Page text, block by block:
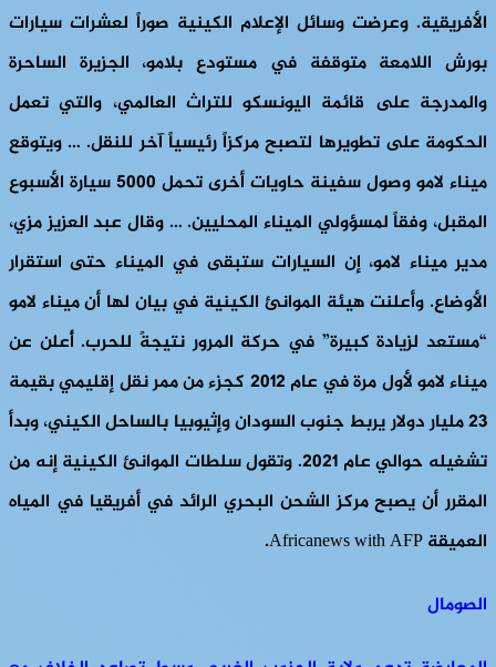
الأفريقية. وعرضت وسائل الإعلام الكينية صوراً لعشرات سيارات
بورش اللامعة متوقفة في مستودع بلامو، الجزيرة الساحرة
والمدرجة على قائمة اليونسكو للتراث العالمي، والتي تعمل
الحكومة على تطويرها لتصبح مركزاً رئيسياً آخر للنقل. … ويتوقع
ميناء لامو وصول سفينة حاويات أخرى تحمل 5000 سيارة الأسبوع
المقبل، وفقاً لمسؤولي الميناء المحليين. … وقال عبد العزيز مزي،
مدير ميناء لامو، إن السيارات ستبقى في الميناء حتى استقرار
الأوضاع. وأعلنت هيئة الموانئ الكينية في بيان لها أن ميناء لامو
“مستعد لزيادة كبيرة” في حركة المرور نتيجةً للحرب. أُعلن عن
ميناء لامو لأول مرة في عام 2012 كجزء من ممر نقل إقليمي بقيمة
23 مليار دولار يربط جنوب السودان وإثيوبيا بالساحل الكيني، وبدأ
تشغيله حوالي عام 2021. وتقول سلطات الموانئ الكينية إنه من
المقرر أن يصبح مركز الشحن البحري الرائد في أفريقيا في المياه
العميقة Africanews with AFP.
الصومال